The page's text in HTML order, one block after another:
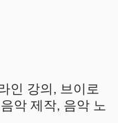
인 강의, 브이로
악 제작, 음악 노